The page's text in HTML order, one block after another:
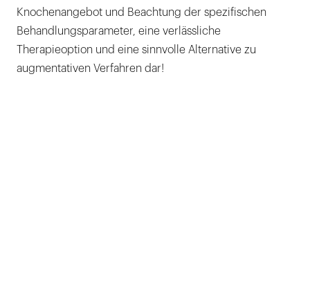
Knochenangebot und Beachtung der spezifischen
Behandlungsparameter, eine verlässliche
Therapieoption und eine sinnvolle Alternative zu
augmentativen Verfahren dar!